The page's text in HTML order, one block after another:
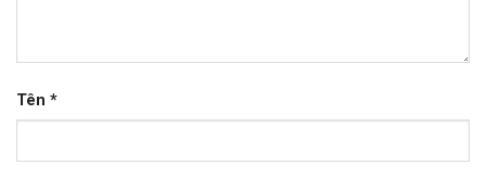
Tên *